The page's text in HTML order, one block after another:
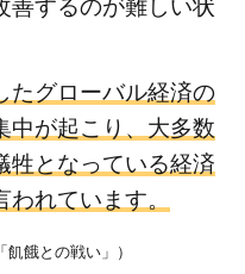
善するのが難しい状
たグローバル経済の
中が起こり、大多数
牲となっている経済
れています。
「飢餓との戦い」）